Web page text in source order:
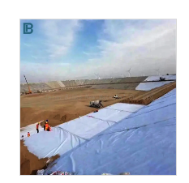
cutie gabion
galvanizat